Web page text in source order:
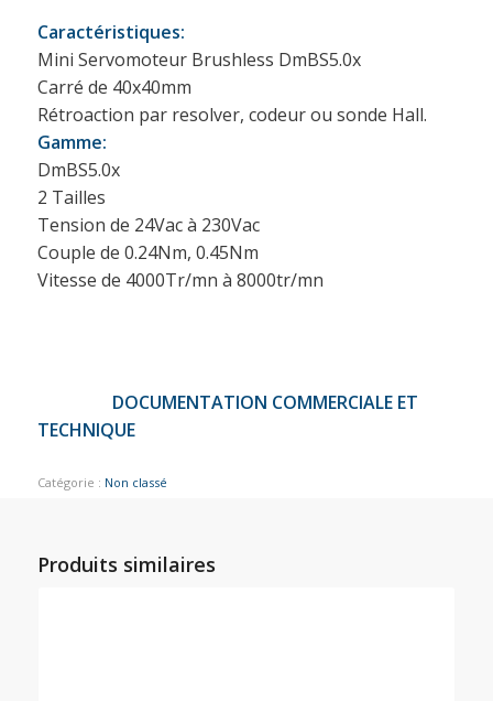
Caractéristiques:
Mini Servomoteur Brushless DmBS5.0x
Carré de 40x40mm
Rétroaction par resolver, codeur ou sonde Hall.
Gamme:
DmBS5.0x
2 Tailles
Tension de 24Vac à 230Vac
Couple de 0.24Nm, 0.45Nm
Vitesse de 4000Tr/mn à 8000tr/mn
DOCUMENTATION COMMERCIALE ET
TECHNIQUE
Catégorie : Non classé
Produits similaires